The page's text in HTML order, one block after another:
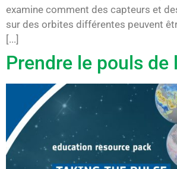
examine comment des capteurs et
sur des orbites différentes peuvent
[...]
Prendre le pouls de